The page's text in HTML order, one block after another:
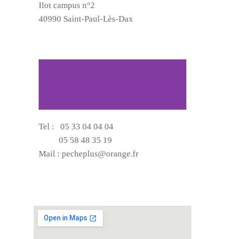
Ilot campus n°2
40990 Saint-Paul-Lès-Dax
Tel : 05 33 04 04 04
05 58 48 35 19
Mail : pecheplus@orange.fr